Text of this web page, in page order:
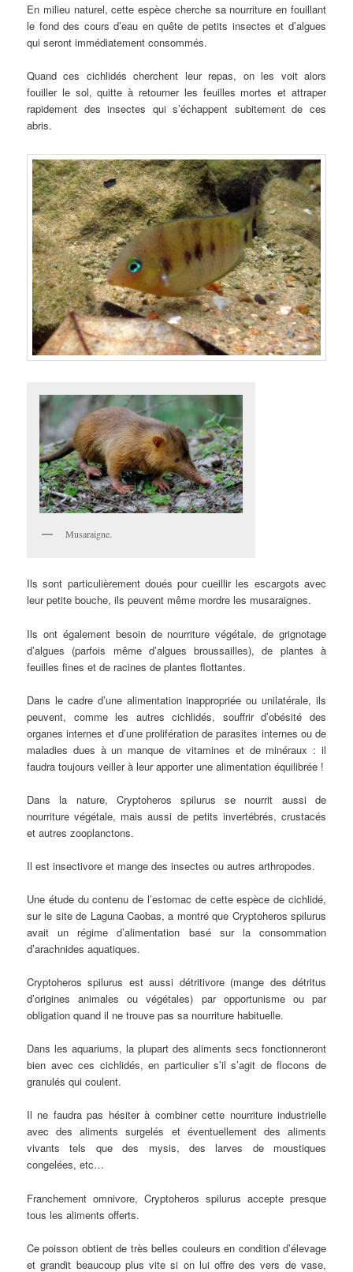
En milieu naturel, cette espèce cherche sa nourriture en fouillant
le fond des cours d’eau en quête de petits insectes et d’algues
qui seront immédiatement consommés.
Quand ces cichlidés cherchent leur repas, on les voit alors
fouiller le sol, quitte à retourner les feuilles mortes et attraper
rapidement des insectes qui s’échappent subitement de ces
abris.
Musaraigne.
Ils sont particulièrement doués pour cueillir les escargots avec
leur petite bouche, ils peuvent même mordre les musaraignes.
Ils ont également besoin de nourriture végétale, de grignotage
d’algues (parfois même d’algues broussailles), de plantes à
feuilles fines et de racines de plantes flottantes.
Dans le cadre d’une alimentation inappropriée ou unilatérale, ils
peuvent, comme les autres cichlidés, souffrir d’obésité des
organes internes et d’une prolifération de parasites internes ou de
maladies dues à un manque de vitamines et de minéraux : il
faudra toujours veiller à leur apporter une alimentation équilibrée !
Dans la nature, Cryptoheros spilurus se nourrit aussi de
nourriture végétale, mais aussi de petits invertébrés, crustacés
et autres zooplanctons.
Il est insectivore et mange des insectes ou autres arthropodes.
Une étude du contenu de l’estomac de cette espèce de cichlidé,
sur le site de Laguna Caobas, a montré que Cryptoheros spilurus
avait un régime d’alimentation basé sur la consommation
d’arachnides aquatiques.
Cryptoheros spilurus est aussi détritivore (mange des détritus
d’origines animales ou végétales) par opportunisme ou par
obligation quand il ne trouve pas sa nourriture habituelle.
Dans les aquariums, la plupart des aliments secs fonctionneront
bien avec ces cichlidés, en particulier s’il s’agit de flocons de
granulés qui coulent.
Il ne faudra pas hésiter à combiner cette nourriture industrielle
avec des aliments surgelés et éventuellement des aliments
vivants tels que des mysis, des larves de moustiques
congelées, etc…
Franchement omnivore, Cryptoheros spilurus accepte presque
tous les aliments offerts.
Ce poisson obtient de très belles couleurs en condition d’élevage
et grandit beaucoup plus vite si on lui offre des vers de vase,